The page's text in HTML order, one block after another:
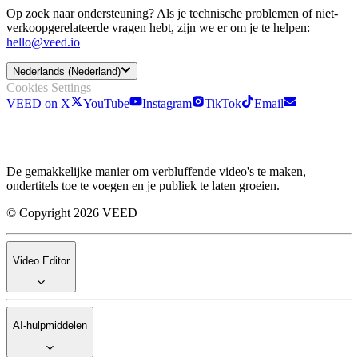
Op zoek naar ondersteuning? Als je technische problemen of niet-
verkoopgerelateerde vragen hebt, zijn we er om je te helpen:
hello@veed.io
Nederlands (Nederland)
Cookies Settings
VEED on X
YouTube Instagram TikTok Email
De gemakkelijke manier om verbluffende video's te maken,
ondertitels toe te voegen en je publiek te laten groeien.
© Copyright 2026 VEED
Video Editor
AI-hulpmiddelen